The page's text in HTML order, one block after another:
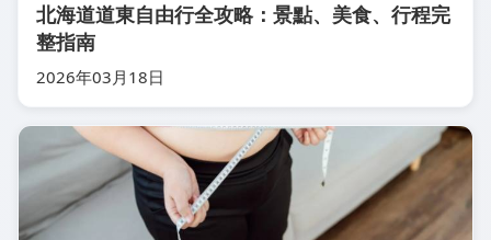
北海道道東自由行全攻略：景點、美食、行程完
整指南
2026年03月18日